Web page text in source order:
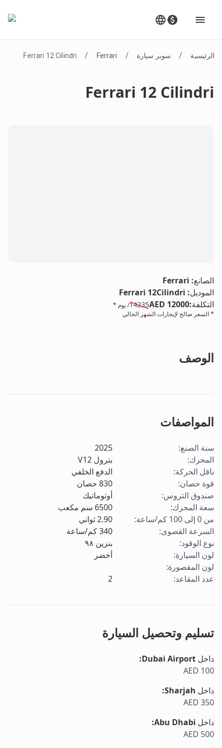
الرئيسية / سوبر سيارة /
Ferrari
/
Ferrari 12 Cilindri
Ferrari 12 Cilindri
الصانع:
Ferrari
الموديل:
Ferrari 12Cilindri
التكلفة:
AED 12000
14235/ يوم *
* السعر صالح لإيجارات الشهر الحالي
الوصف
المواصفات
سنة الصنع:
2025
المحرك:
بترول V12
ناقل الحركة:
الدفع الخلفي
قوة حصان:
830 حصان
صندوق التروس:
أوتوماتيك
سعة المحرك:
6500 سم مكعب
من 0 إلى 100 كم/ساعة
:
2.90ثواني
السرعة القصوى:
340كم/ساعة
نوع الوقود:
بنزين ٩٨
لون السيارة:
أخضر
لون المقصورة:
عدد المقاعد:
2
تسليم وتحصيل السيارة
داخل Dubai Airport
:
AED 100
داخل Sharjah
:
AED 350
داخل Abu Dhabi
:
AED 500